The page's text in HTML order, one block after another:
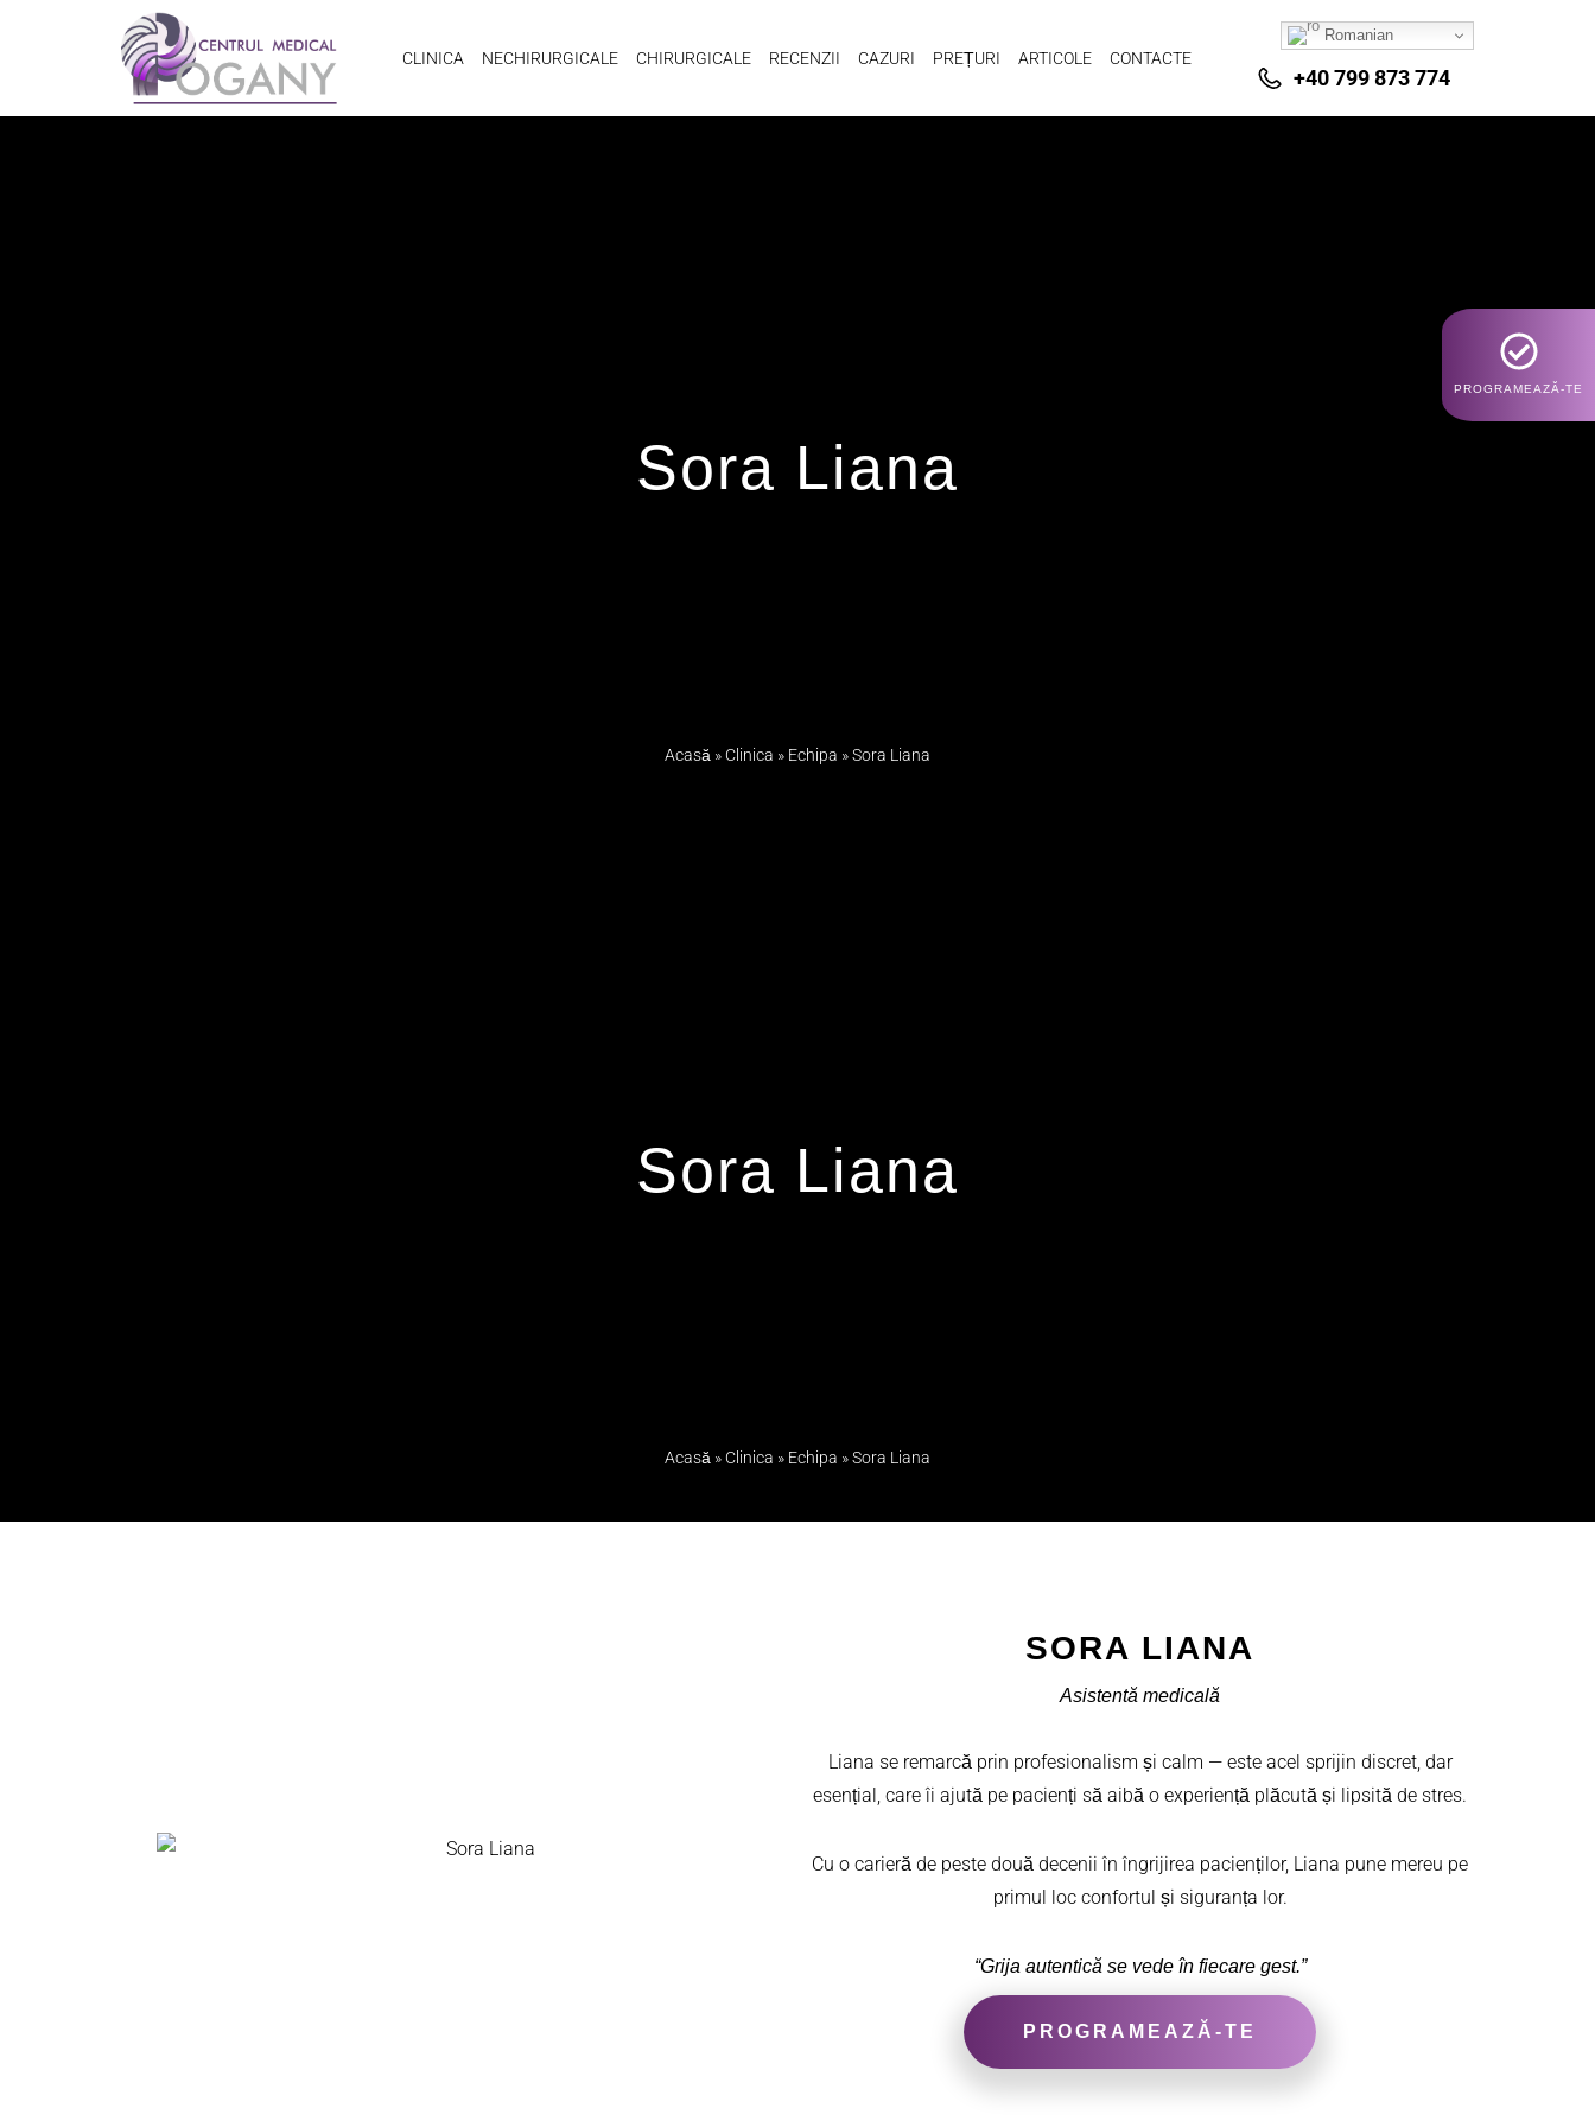
CLINICA NECHIRURGICALE CHIRURGICALE RECENZII CAZURI PREȚURI ARTICOLE CONTACTE
Romanian
+40 799 873 774
Sora Liana
Acasă » Clinica » Echipa »Sora Liana
Sora Liana
Acasă » Clinica » Echipa »Sora Liana
SORA LIANA
Asistentă medicală
Liana se remarcă prin profesionalism și calm — este acel sprijin discret, dar
esențial, care îi ajută pe pacienți să aibă o experiență plăcută și lipsită de stres.
Cu o carieră de peste două decenii în îngrijirea pacienților, Liana pune mereu pe
primul loc confortul și siguranța lor.
“Grija autentică se vede în fiecare gest.”
PROGRAMEAZĂ-TE
PROGRAMEAZĂ-TE